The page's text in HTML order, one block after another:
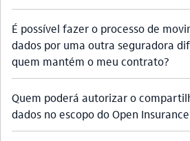
É possível fazer o processo de
dados por uma outra seguradora
quem mantém o meu contrato?
Quem poderá autorizar o
dados no escopo do Open